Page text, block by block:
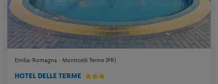
Emilia-Romagna - Monticelli Terme (PR)
HOTEL DELLE TERME